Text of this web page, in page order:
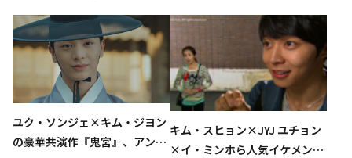
ユク・ソンジェ×キム・ジヨン
の豪華共演作『鬼宮』、アン・
キム・スヒョン×JYJ ユチョン
×イ・ミンホら人気イケメンた